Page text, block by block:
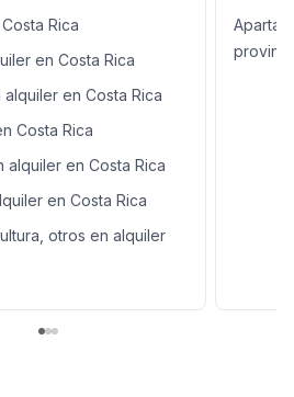
para visitas Precio de
Rica
en Costa Rica
en Costa Rica
Costa Rica
alquiler en Costa Rica
en Costa Rica
otros en alquiler